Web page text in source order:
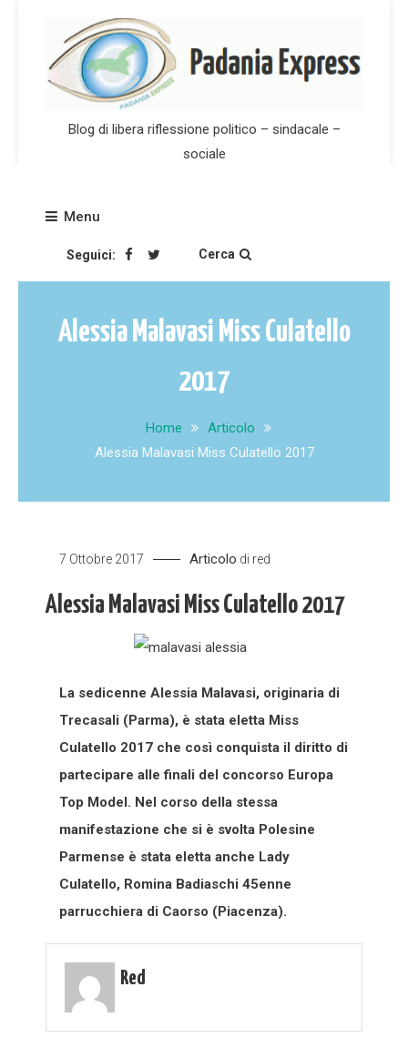
Blog di libera riflessione politico – sindacale –
sociale
Menu
Seguici: Cerca
Alessia Malavasi Miss Culatello
2017
Home
Articolo
Alessia Malavasi Miss Culatello 2017
7 Ottobre 2017 Articolo di red
Alessia Malavasi Miss Culatello 2017
La sedicenne Alessia Malavasi, originaria di
Trecasali (Parma), è stata eletta Miss
Culatello 2017 che così conquista il diritto di
partecipare alle finali del concorso Europa
Top Model. Nel corso della stessa
manifestazione che si è svolta Polesine
Parmense è stata eletta anche Lady
Culatello, Romina Badiaschi 45enne
parrucchiera di Caorso (Piacenza).
Red